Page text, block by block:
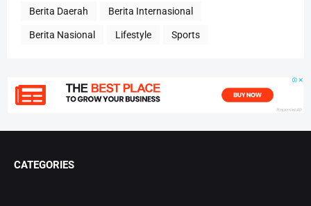
Berita Daerah Berita Internasional
Berita Nasional Lifestyle Sports
CATEGORIES